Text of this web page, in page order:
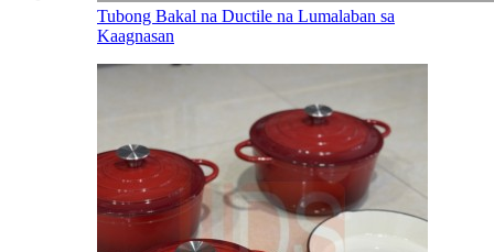
Tubong Bakal na Ductile na Lumalaban sa
Kaagnasan